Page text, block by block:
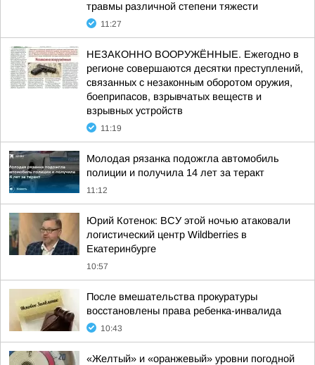
травмы различной степени тяжести
11:27
НЕЗАКОННО ВООРУЖЁННЫЕ. Ежегодно в
регионе совершаются десятки преступлений,
связанных с незаконным оборотом оружия,
боеприпасов, взрывчатых веществ и
взрывных устройств
11:19
Молодая рязанка подожгла автомобиль
полиции и получила 14 лет за теракт
11:12
Юрий Котенок: ВСУ этой ночью атаковали
логистический центр Wildberries в
Екатеринбурге
10:57
После вмешательства прокуратуры
восстановлены права ребенка-инвалида
10:43
«Желтый» и «оранжевый» уровни погодной